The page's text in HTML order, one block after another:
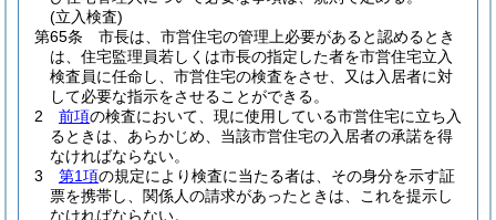
(立入検査)
第65条
市長は、市営住宅の管理上必要があると認めるとき
は、住宅監理員若しくは市長の指定した者を市営住宅立入
検査員に任命し、市営住宅の検査をさせ、又は入居者に対
して必要な指示をさせることができる。
2
前項の検査において、現に使用している市営住宅に立ち入
るときは、あらかじめ、当該市営住宅の入居者の承諾を得
なければならない。
3
第1項の規定により検査に当たる者は、その身分を示す証
票を携帯し、関係人の請求があったときは、これを提示し
なければならない。